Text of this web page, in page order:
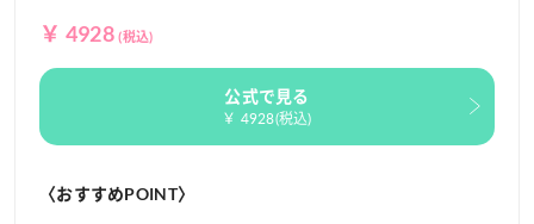
￥ 4928(税込)
公式で見る
￥ 4928(税込)
〈おすすめPOINT〉